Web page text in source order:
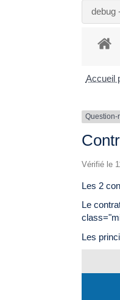
debug
Accueil
Question-
Vérifié le
Les 2
Le
Les